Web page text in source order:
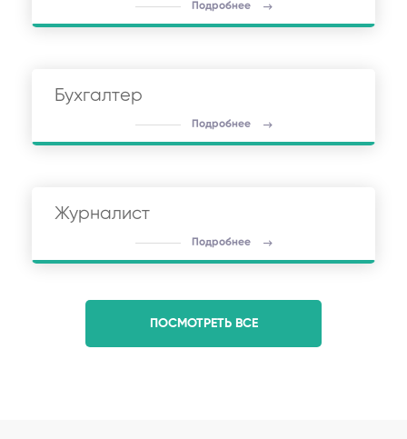
Подробнее
Бухгалтер
Подробнее
Журналист
Подробнее
ПОСМОТРЕТЬ ВСЕ